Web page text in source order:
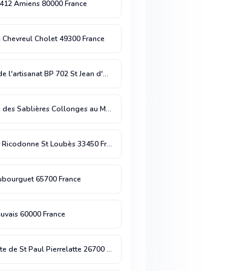
Amiens80000France
ChevreulCholet 49300France
l'artisanat BP 702St Jean d'Angely cdx
des SablièresCollonges au Mont d'Or
RicodonneSt Loubès33450France
65700France
60000France
de St PaulPierrelatte26700 France